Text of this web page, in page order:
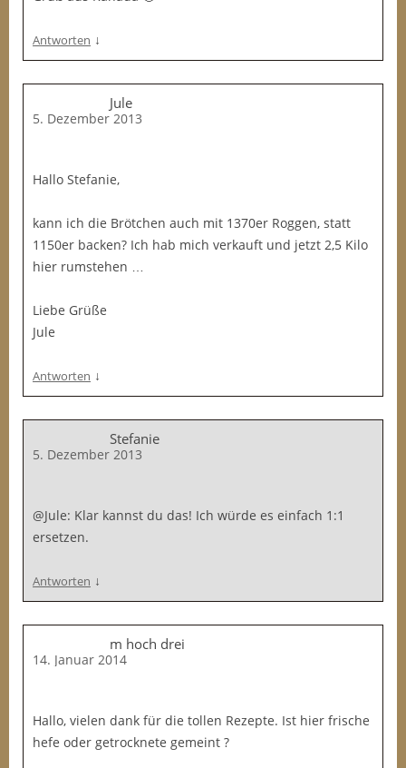
Antworten ↓
Jule
5. Dezember 2013
Hallo Stefanie,
kann ich die Brötchen auch mit 1370er Roggen, statt
1150er backen? Ich hab mich verkauft und jetzt 2,5 Kilo
hier rumstehen …
Liebe Grüße
Jule
Antworten ↓
Stefanie
5. Dezember 2013
@Jule: Klar kannst du das! Ich würde es einfach 1:1
ersetzen.
Antworten ↓
m hoch drei
14. Januar 2014
Hallo, vielen dank für die tollen Rezepte. Ist hier frische
hefe oder getrocknete gemeint ?